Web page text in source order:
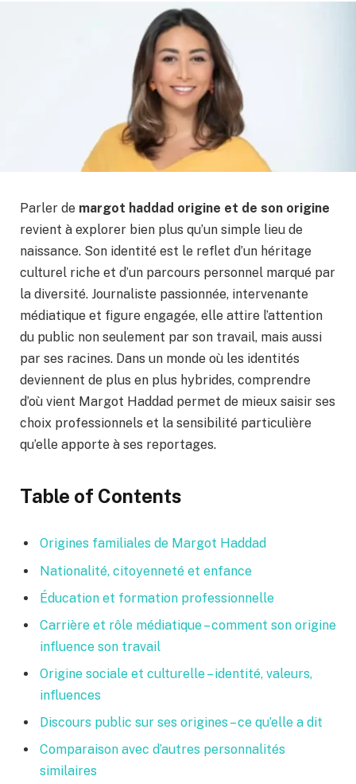
Parler de margot haddad origine et de son origine
revient à explorer bien plus qu’un simple lieu de
naissance. Son identité est le reflet d’un héritage
culturel riche et d’un parcours personnel marqué par
la diversité. Journaliste passionnée, intervenante
médiatique et figure engagée, elle attire l’attention
du public non seulement par son travail, mais aussi
par ses racines. Dans un monde où les identités
deviennent de plus en plus hybrides, comprendre
d’où vient Margot Haddad permet de mieux saisir ses
choix professionnels et la sensibilité particulière
qu’elle apporte à ses reportages.
Table of Contents
Origines familiales de Margot Haddad
Nationalité, citoyenneté et enfance
Éducation et formation professionnelle
Carrière et rôle médiatique – comment son origine
influence son travail
Origine sociale et culturelle – identité, valeurs,
influences
Discours public sur ses origines – ce qu’elle a dit
Comparaison avec d’autres personnalités
similaires